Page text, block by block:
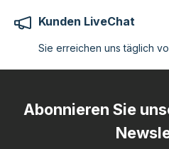
Kunden LiveChat
Sie erreichen uns täglich
Abonnieren Sie